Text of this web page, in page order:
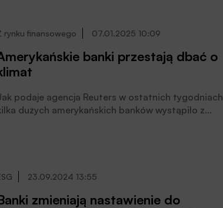
rynku finansowego 07.01.2025 10:09
banki przestają dbać o
podaje agencja Reuters w ostatnich tygodniach
dużych amerykańskich banków wystąpiło z
kredytowej globalną walkę ze zmianami
23.09.2024 13:55
zmieniają nastawienie do